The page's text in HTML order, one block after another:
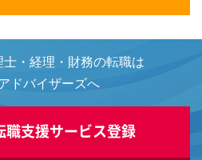
・経理・財務の転職は
ドバイザーズへ
職支援サービス登録